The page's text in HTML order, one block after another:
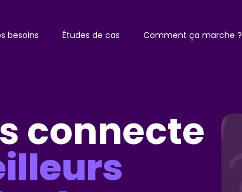
besoins Études de cas Comment ça marche ?
connecte